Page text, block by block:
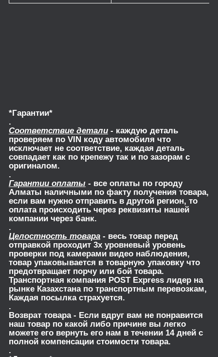
*Гарантии*
.
Соответствие детали - каждую деталь
проверяем по VIN коду автомобиля что
исключает не соответствие, каждая деталь
совпадает как по крепежу так и по зазорам с
оригиналом.
.
Гарантии оплаты - все оплаты по городу
Алматы наличными по факту получения товара,
если вам нужно отправить в другой регион, то
оплата происходить через реквизиты нашей
компании через банк.
.
Целостность товара - весь товар перед
отправкой проходит 3х уровневый уровень
проверки под камерами видео наблюдения,
товар упаковывается в товарную упаковку что
предотвращает порчу или бой товара.
Транспортная компания POST Express лидер на
рынке Казахстана по транспортным перевозкам,
Каждая посылка страхуется.
.
Возврат товара- Если вдруг вам не понравится
наш товар по какой либо причине вы легко
можете его вернуть его нам в течении 14 дней с
полной компенсации стоимости товара.
.